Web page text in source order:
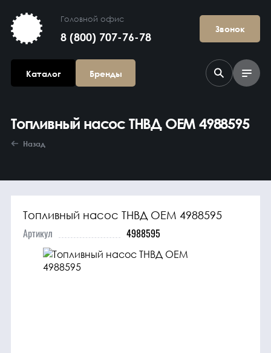
Головной офис
8 (800) 707-76-78
Звонок
Каталог Бренды
Агрегаты в
сборе
Гидравлика и
Топливный насос ТНВД OEM 4988595
Назад
Топливный насос ТНВД OEM 4988595
Артикул 4988595